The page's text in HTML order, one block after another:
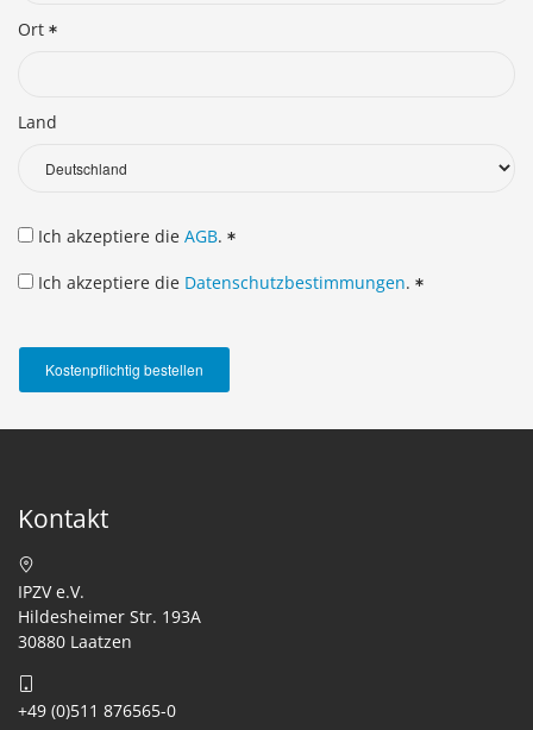
Ort
Land
Ich akzeptiere die AGB.
Ich akzeptiere die Datenschutzbestimmungen.
Kontakt
IPZV e.V.
Hildesheimer Str. 193A
30880 Laatzen
+49 (0)511 876565-0